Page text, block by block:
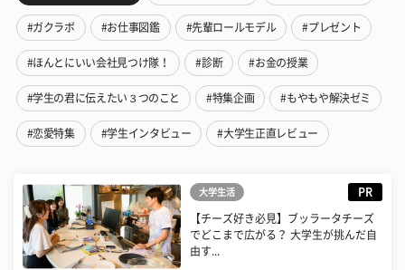
#ガクラボ #お仕事図鑑 #先輩ロールモデル #プレゼント
#ほんとにいい会社見つけ隊！ #診断 #お金の授業
#学生の君に伝えたい３つのこと #特集企画 #もやもや解決ゼミ
#恋愛特集 #学生インタビュー #大学生正直レビュー
大学生活 PR
【チーズ好き必見】ブッラータチーズ
でどこまで広がる？ 大学生が挑んだ自
由す...